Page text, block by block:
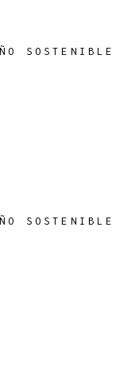
SOSTENIBLE
SOSTENIBLE